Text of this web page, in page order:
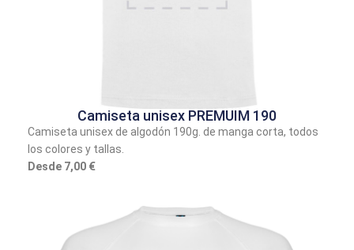
Camiseta unisex PREMUIM 190
Camiseta unisex de algodón 190g. de manga corta, todos
los colores y tallas.
Desde 7,00 €